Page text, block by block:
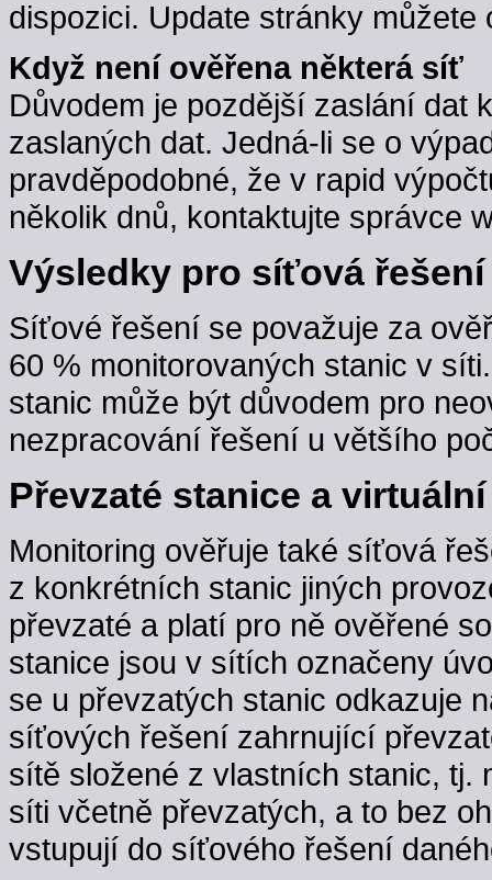
dispozici. Update stránky
Když není ověřena některá síť
Důvodem je pozdější zaslání dat
zaslaných dat. Jedná-li se o
pravděpodobné, že v rapid
několik dnů, kontaktujte správce
Výsledky pro síťová řešení
Síťové řešení se považuje za
60 % monitorovaných stanic v
stanic může být důvodem pro
nezpracování řešení u většího
Převzaté stanice a
Monitoring ověřuje také síťová
z konkrétních stanic jiných
převzaté a platí pro ně ověřené
stanice jsou v sítích označeny
se u převzatých stanic odkazuje
síťových řešení zahrnující
sítě složené z vlastních stanic, tj.
síti včetně převzatých, a to bez
vstupují do síťového řešení